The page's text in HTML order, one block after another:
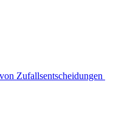
Zufallsentscheidungen